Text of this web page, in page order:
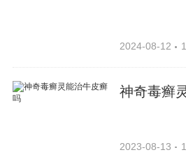
2024-08-12
神奇毒癣
2023-08-13